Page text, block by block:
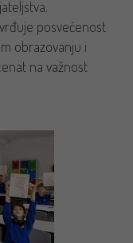
posvećenost
obrazovanju i
na važnost